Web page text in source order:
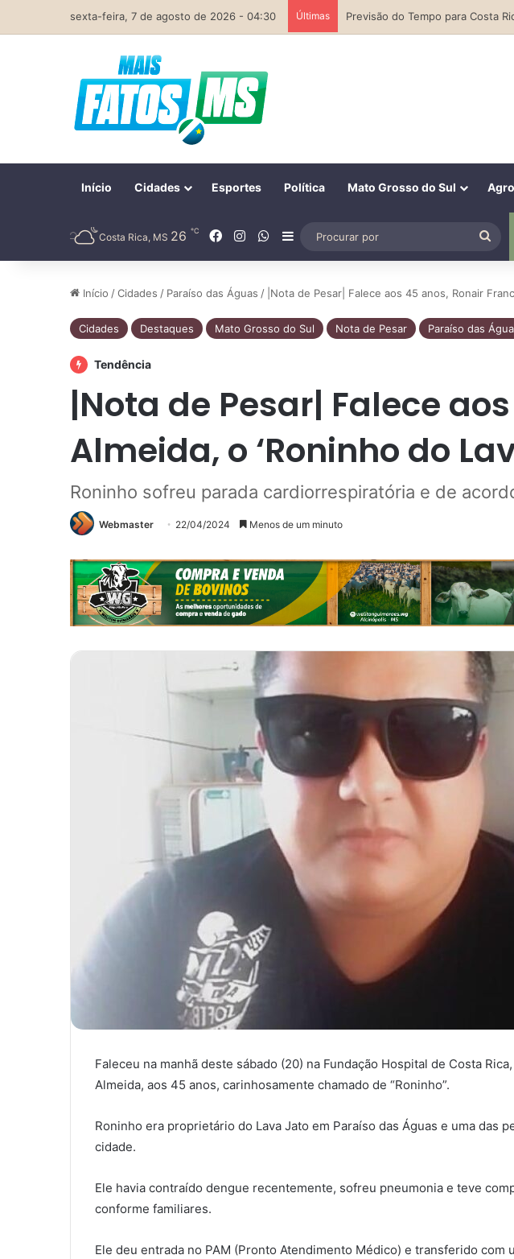
sexta-feira, 7 de agosto de 2026 - 04:30 Últimas
Início Cidades Esportes Política Mato Grosso do Sul
Costa Rica, MS 26 ℃ Facebook
InstagramWhatsApp
Barra Lateral
por
Início /Cidades / Paraíso das Águas / |Nota de Pesar| Falece aos 45 anos, Ronair
Cidades Destaques Mato Grosso do Sul Nota de Pesar Paraíso das
Tendência
|Nota de Pesar| Falece
Almeida, o ‘Roninho do
Roninho sofreu parada cardiorrespiratória e de
Webmaster 22/04/2024 Menos de um minuto
Faleceu na manhã deste sábado (20) na Fundação Hospital de Costa
Almeida, aos 45 anos, carinhosamente chamado de “Roninho”.
Roninho era proprietário do Lava Jato em Paraíso das Águas e uma das
cidade.
Ele havia contraído dengue recentemente, sofreu pneumonia e teve
conforme familiares.
Ele deu entrada no PAM (Pronto Atendimento Médico) e transferido com